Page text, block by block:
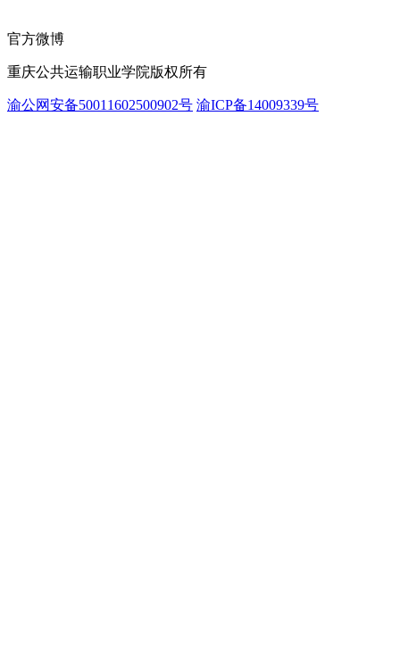
官方微博
重庆公共运输职业学院版权所有
渝公网安备50011602500902号 渝ICP备14009339号